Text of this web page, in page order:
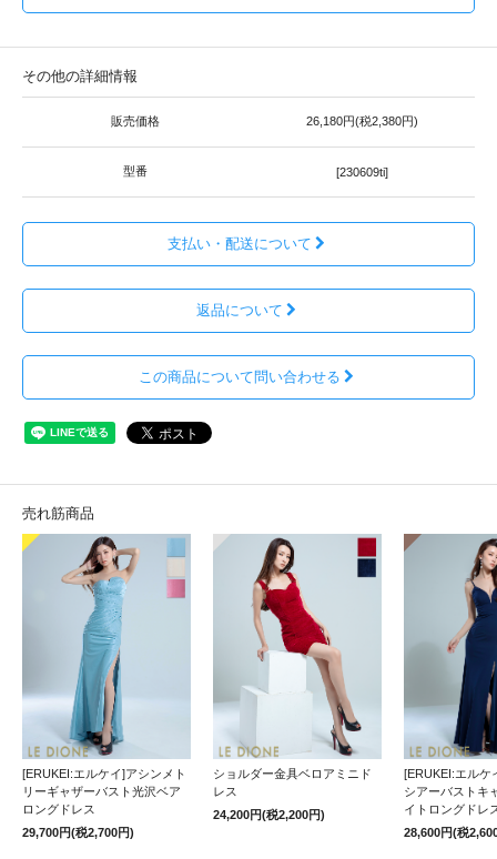
その他の詳細情報
販売価格 26,180円(税2,380円)
型番 [230609ti]
支払い・配送について
返品について
この商品について問い合わせる
売れ筋商品
[ERUKEI:エルケイ]アシンメト
リーギャザーバスト光沢ベア
ロングドレス
29,700円(税2,700円)
ショルダー金具ベロアミニド
レス
24,200円(税2,200円)
[ERUKEI:エルケ
シアーバストキ
イトロングドレ
28,600円(税